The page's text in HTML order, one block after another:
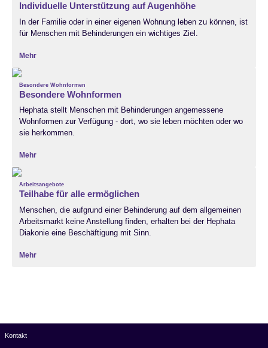
Individuelle Unterstützung auf Augenhöhe
In der Familie oder in einer eigenen Wohnung leben zu können, ist
für Menschen mit Behinderungen ein wichtiges Ziel.
Mehr
Besondere Wohnformen
Besondere Wohnformen
Hephata stellt Menschen mit Behinderungen angemessene
Wohnformen zur Verfügung - dort, wo sie leben möchten oder wo
sie herkommen.
Mehr
Arbeitsangebote
Teilhabe für alle ermöglichen
Menschen, die aufgrund einer Behinderung auf dem allgemeinen
Arbeitsmarkt keine Anstellung finden, erhalten bei der Hephata
Diakonie eine Beschäftigung mit Sinn.
Mehr
Kontakt